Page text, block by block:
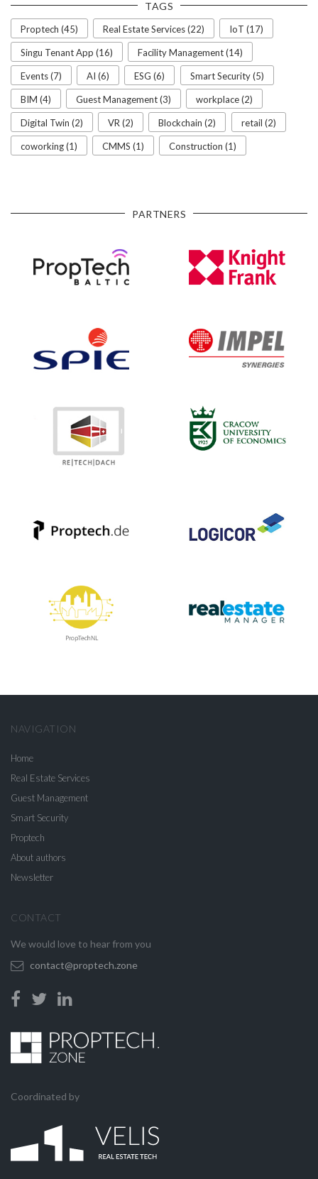
TAGS
Proptech (45) Real Estate Services (22) IoT (17)
Singu Tenant App (16) Facility Management (14)
Events (7) AI (6) ESG (6) Smart Security (5)
BIM (4) Guest Management (3) workplace (2)
Digital Twin (2) VR (2) Blockchain (2) retail (2)
coworking (1) CMMS (1) Construction (1)
PARTNERS
NAVIGATION
Home
Real Estate Services
Guest Management
Smart Security
Proptech
About authors
Newsletter
CONTACT
We would love to hear from you
contact@proptech.zone
Coordinated by